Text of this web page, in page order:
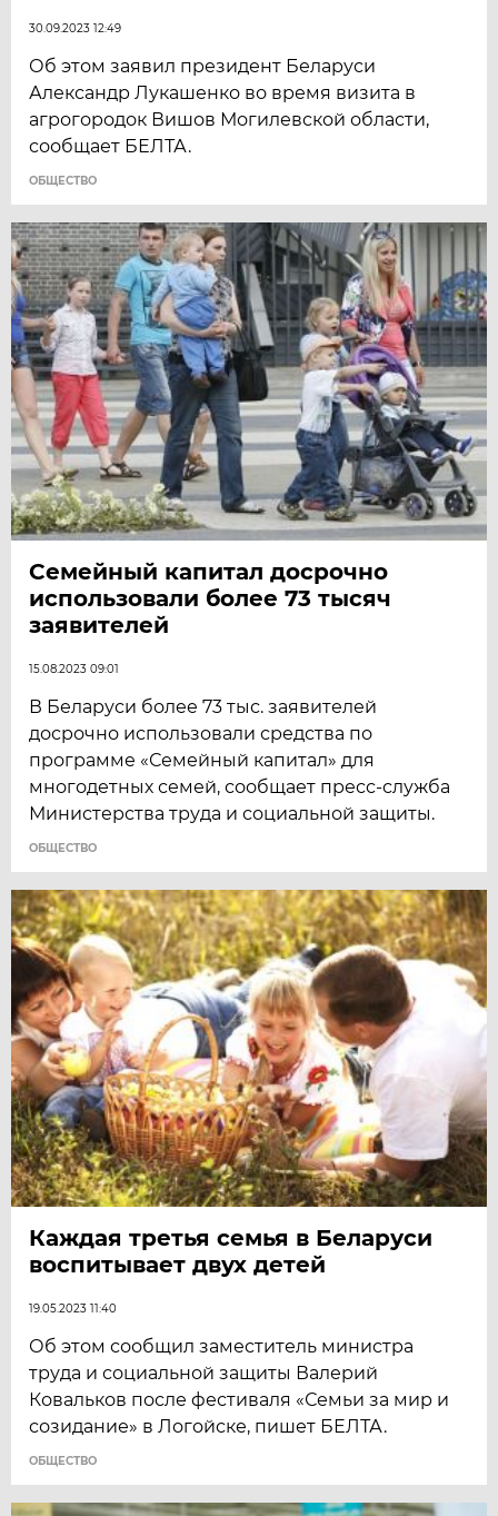
30.09.2023 12:49
Об этом заявил президент Беларуси
Александр Лукашенко во время визита в
агрогородок Вишов Могилевской области,
сообщает БЕЛТА.
ОБЩЕСТВО
Семейный капитал досрочно
использовали более 73 тысяч
заявителей
15.08.2023 09:01
В Беларуси более 73 тыс. заявителей
досрочно использовали средства по
программе «Семейный капитал» для
многодетных семей, сообщает пресс-служба
Министерства труда и социальной защиты.
ОБЩЕСТВО
Каждая третья семья в Беларуси
воспитывает двух детей
19.05.2023 11:40
Об этом сообщил заместитель министра
труда и социальной защиты Валерий
Ковальков после фестиваля «Семьи за мир и
созидание» в Логойске, пишет БЕЛТА.
ОБЩЕСТВО